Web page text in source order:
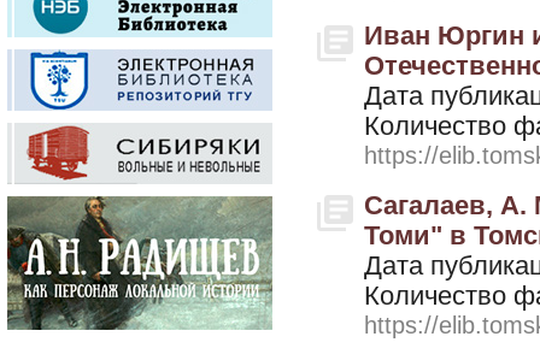
Иван Юргин
Дата
Количество
https://
Сагалаев,
Томи" в
Дата
Количество
https://